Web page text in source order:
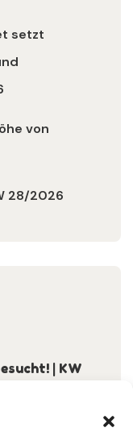
setzt
von
28/2026
| KW